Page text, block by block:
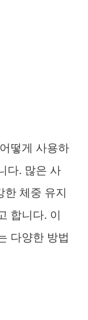
떻게 사용하
다. 많은 사
한 체중 유지
합니다. 이
다양한 방법